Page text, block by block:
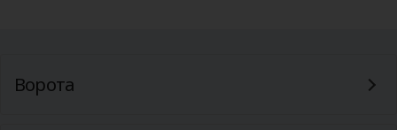
Ворота